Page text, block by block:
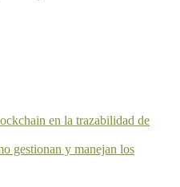
en la trazabilidad de
gestionan y manejan los